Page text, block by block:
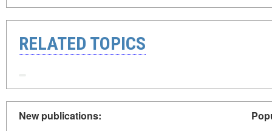
RELATED TOPICS
New publications: